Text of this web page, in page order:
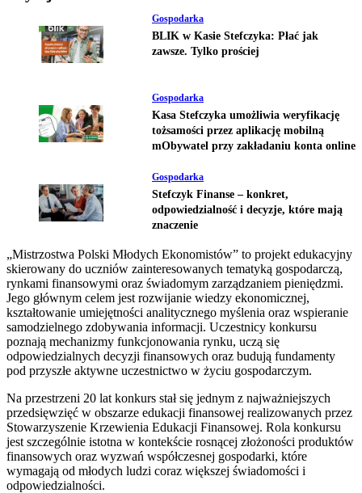
Gospodarka
BLIK w Kasie Stefczyka: Płać jak
zawsze. Tylko prościej
Gospodarka
Kasa Stefczyka umożliwia weryfikację
tożsamości przez aplikację mobilną
mObywatel przy zakładaniu konta online
Gospodarka
Stefczyk Finanse – konkret,
odpowiedzialność i decyzje, które mają
znaczenie
„Mistrzostwa Polski Młodych Ekonomistów” to projekt edukacyjny
skierowany do uczniów zainteresowanych tematyką gospodarczą,
rynkami finansowymi oraz świadomym zarządzaniem pieniędzmi.
Jego głównym celem jest rozwijanie wiedzy ekonomicznej,
kształtowanie umiejętności analitycznego myślenia oraz wspieranie
samodzielnego zdobywania informacji. Uczestnicy konkursu
poznają mechanizmy funkcjonowania rynku, uczą się
odpowiedzialnych decyzji finansowych oraz budują fundamenty
pod przyszłe aktywne uczestnictwo w życiu gospodarczym.
Na przestrzeni 20 lat konkurs stał się jednym z najważniejszych
przedsięwzięć w obszarze edukacji finansowej realizowanych przez
Stowarzyszenie Krzewienia Edukacji Finansowej. Rola konkursu
jest szczególnie istotna w kontekście rosnącej złożoności produktów
finansowych oraz wyzwań współczesnej gospodarki, które
wymagają od młodych ludzi coraz większej świadomości i
odpowiedzialności.